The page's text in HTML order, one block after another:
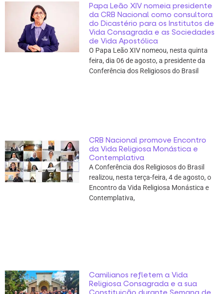
Papa Leão XIV nomeia presidente
da CRB Nacional como consultora
do Dicastério para os Institutos de
Vida Consagrada e as Sociedades
de Vida Apostólica
O Papa Leão XIV nomeou, nesta quinta
feira, dia 06 de agosto, a presidente da
Conferência dos Religiosos do Brasil
CRB Nacional promove Encontro
da Vida Religiosa Monástica e
Contemplativa
A Conferência dos Religiosos do Brasil
realizou, nesta terça-feira, 4 de agosto, o
Encontro da Vida Religiosa Monástica e
Contemplativa,
Camilianos refletem a Vida
Religiosa Consagrada e a sua